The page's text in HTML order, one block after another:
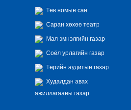
Төв номын сан
Саран хөхөө театр
Мал эмнэлгийн газар
Соёл урлагийн газар
Төрийн аудитын газар
Худалдан авах
ажиллагааны газар